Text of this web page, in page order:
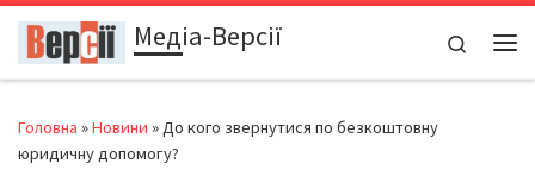
Перейти до вмістуМедіа-Версії
Search
Головна »Новини »До кого звернутися по безкоштовну
юридичну допомогу?